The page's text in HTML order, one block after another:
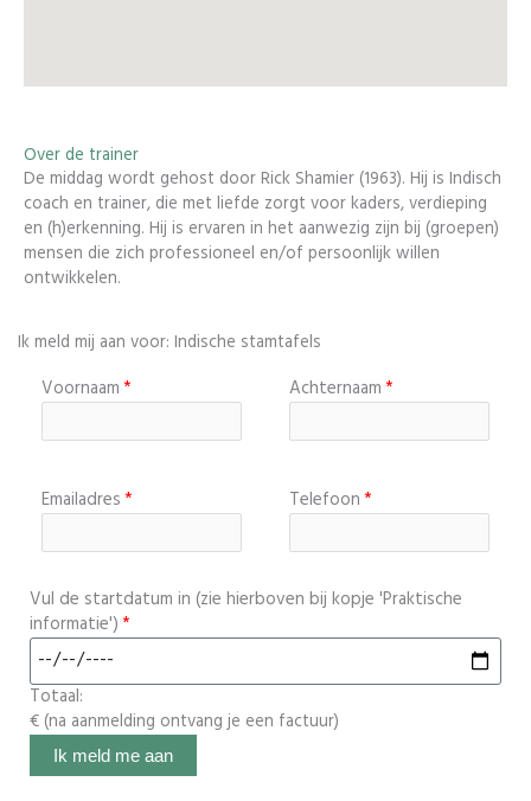
Over de trainer
De middag wordt gehost door Rick Shamier (1963). Hij is Indisch
coach en trainer, die met liefde zorgt voor kaders, verdieping
en (h)erkenning. Hij is ervaren in het aanwezig zijn bij (groepen)
mensen die zich professioneel en/of persoonlijk willen
ontwikkelen.
Ik meld mij aan voor: Indische stamtafels
Voornaam Achternaam
Emailadres Telefoon
Vul de startdatum in (zie hierboven bij kopje 'Praktische
informatie')
Totaal:
€ (na aanmelding ontvang je een factuur)
Ik meld me aan